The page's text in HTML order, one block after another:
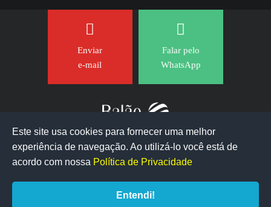
Enviar
e-mail
Falar pelo
WhatsApp
Este site usa cookies para fornecer uma melhor
experiência de navegação. Ao utilizá-lo você está de
acordo com nossa Política de Privacidade
Entendi!